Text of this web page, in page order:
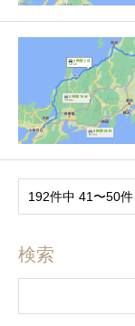
192件中 41〜50
検索